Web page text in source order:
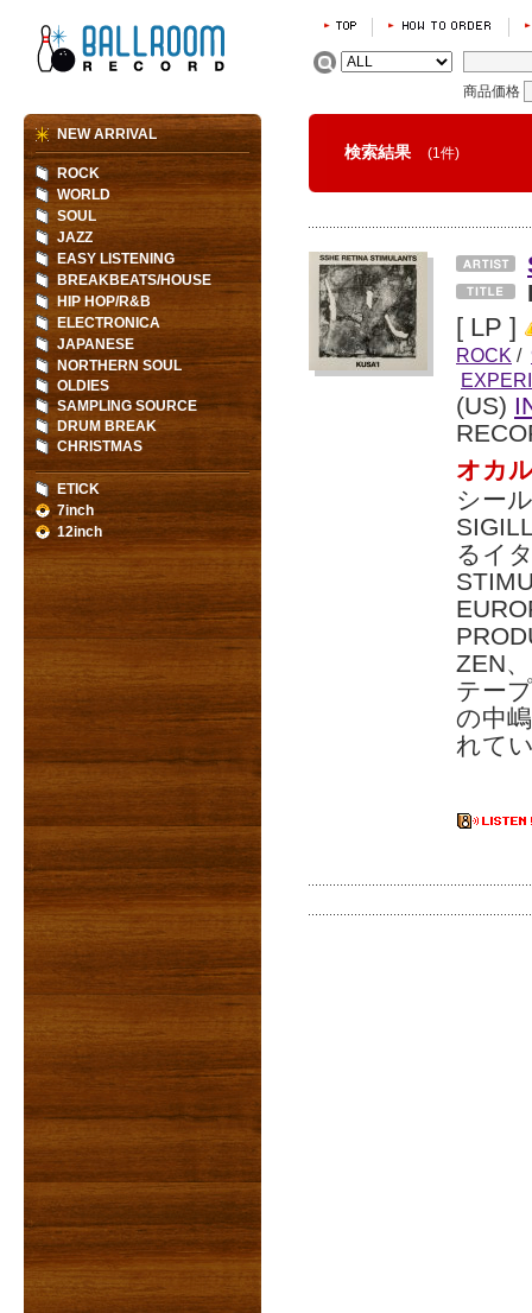
商品価格
検索結果 (1件)
[ LP ]
ROCK /
(US)
オカ
シー
るイ
ZEN
テー
の中
れて
NEW ARRIVAL
ROCK
WORLD
SOUL
JAZZ
EASY LISTENING
BREAKBEATS/HOUSE
HIP HOP/R&B
ELECTRONICA
JAPANESE
NORTHERN SOUL
OLDIES
SAMPLING SOURCE
DRUM BREAK
CHRISTMAS
ETICK
7inch
12inch